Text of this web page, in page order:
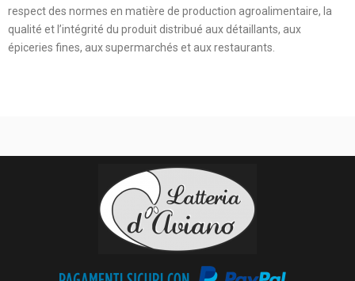
respect des normes en matière de production agroalimentaire, la
qualité et l’intégrité du produit distribué aux détaillants, aux
épiceries fines, aux supermarchés et aux restaurants.